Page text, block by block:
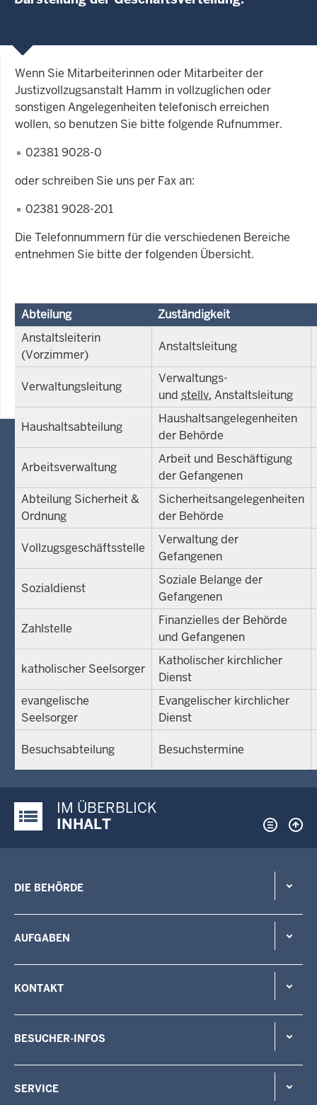
Wenn Sie Mitarbeiterinnen oder Mitarbeiter der
Justizvollzugsanstalt Hamm in vollzuglichen oder
sonstigen Angelegenheiten telefonisch erreichen
wollen, so benutzen Sie bitte folgende Rufnummer.
02381 9028-0
oder schreiben Sie uns per Fax an:
02381 9028-201
Die Telefonnummern für die verschiedenen Bereiche
entnehmen Sie bitte der folgenden Übersicht.
Abteilung
Zuständigkeit
Anstaltsleiterin
(Vorzimmer)
Anstaltsleitung
Verwaltungsleitung
Verwaltungs-
und stellv. Anstaltsleitung
Haushaltsabteilung
Haushaltsangelegenheiten
der Behörde
Arbeitsverwaltung
Arbeit und Beschäftigung
der Gefangenen
Abteilung Sicherheit &
Ordnung
Sicherheitsangelegenheiten
der Behörde
Vollzugsgeschäftsstelle
Verwaltung der
Gefangenen
Sozialdienst
Soziale Belange der
Gefangenen
Zahlstelle
Finanzielles der Behörde
und Gefangenen
katholischer Seelsorger
Katholischer kirchlicher
Dienst
evangelische
Seelsorger
Evangelischer kirchlicher
Dienst
Besuchsabteilung Besuchstermine
Justiz-Portal im Überblick:
IM ÜBERBLICK
INHALT
DIE BEHÖRDE
AUFGABEN
KONTAKT
BESUCHER-INFOS
SERVICE